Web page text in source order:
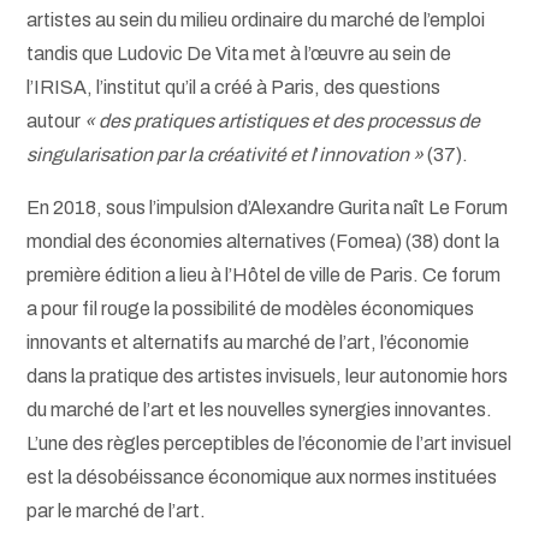
artistes au sein du milieu ordinaire du marché de l’emploi
tandis que Ludovic De Vita met à l’œuvre au sein de
l’IRISA, l’institut qu’il a créé à Paris, des questions
autour « des pratiques artistiques et des processus de
singularisation par la créativité et l’innovation »(37).
En 2018, sous l’impulsion d’Alexandre Gurita naît Le Forum
mondial des économies alternatives (Fomea) (38) dont la
première édition a lieu à l’Hôtel de ville de Paris. Ce forum
a pour fil rouge la possibilité de modèles économiques
innovants et alternatifs au marché de l’art, l’économie
dans la pratique des artistes invisuels, leur autonomie hors
du marché de l’art et les nouvelles synergies innovantes.
L’une des règles perceptibles de l’économie de l’art invisuel
est la désobéissance économique aux normes instituées
par le marché de l’art.